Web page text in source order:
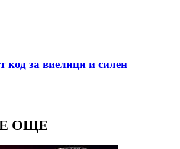
за виелици и силен
ОЩЕ